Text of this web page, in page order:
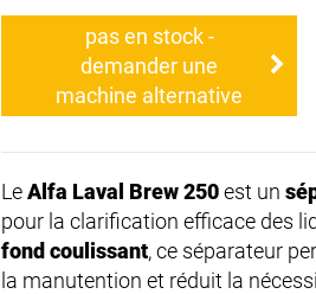
pas en stock -
demander une
machine alternative
LeAlfa Laval Brew 250est un
pour la clarification efficace des
fond coulissant, ce séparateur
la manutention et réduit la